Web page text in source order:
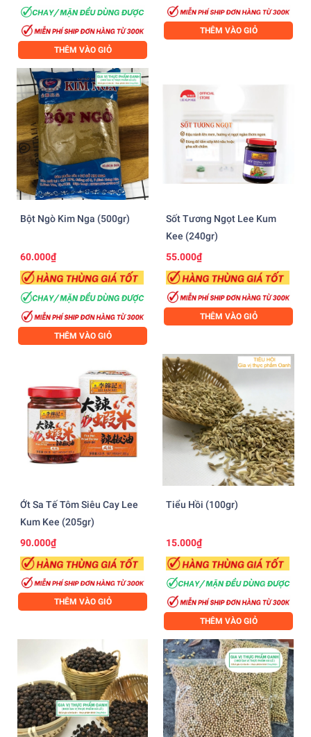
THÊM VÀO GIỎ
THÊM VÀO GIỎ
Bột Ngò Kim Nga (500gr)
60.000₫
THÊM VÀO GIỎ
Sốt Tương Ngọt Lee Kum
Kee (240gr)
55.000₫
THÊM VÀO GIỎ
Ớt Sa Tế Tôm Siêu Cay Lee
Kum Kee (205gr)
90.000₫
THÊM VÀO GIỎ
Tiểu Hồi (100gr)
15.000₫
THÊM VÀO GIỎ